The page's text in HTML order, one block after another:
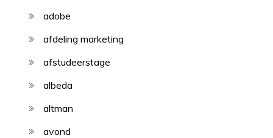
adobe
afdeling marketing
afstudeerstage
albeda
altman
avond